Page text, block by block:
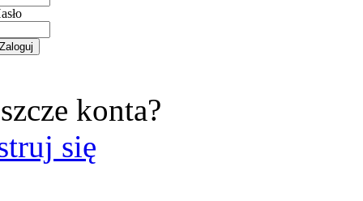
konta?
się